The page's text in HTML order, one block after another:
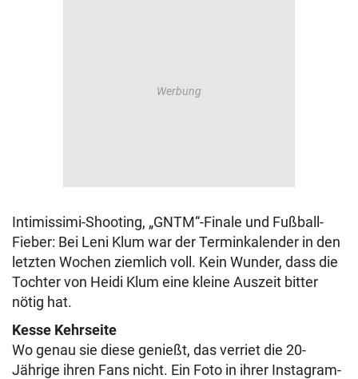
Intimissimi-Shooting, „GNTM“-Finale und Fußball-
Fieber: Bei Leni Klum war der Terminkalender in den
letzten Wochen ziemlich voll. Kein Wunder, dass die
Tochter von Heidi Klum eine kleine Auszeit bitter
nötig hat.
Kesse Kehrseite
Wo genau sie diese genießt, das verriet die 20-
Jährige ihren Fans nicht. Ein Foto in ihrer Instagram-